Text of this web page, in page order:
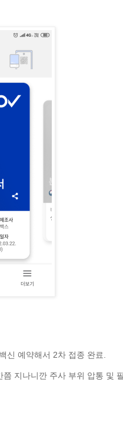
신 예약해서 2차 접종 완료.
지나니깐 주사 부위 압통 및